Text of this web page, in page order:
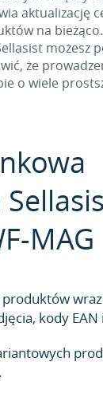
aktualizację
na
możesz
że
o wiele
MAG
kody EAN